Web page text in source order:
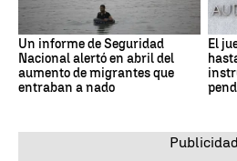
Un informe de Seguridad
Nacional alertó en abril del
aumento de migrantes que
entraban a nado
El